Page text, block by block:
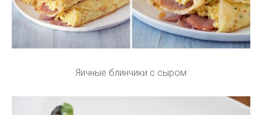
Яичные блинчики с сыром